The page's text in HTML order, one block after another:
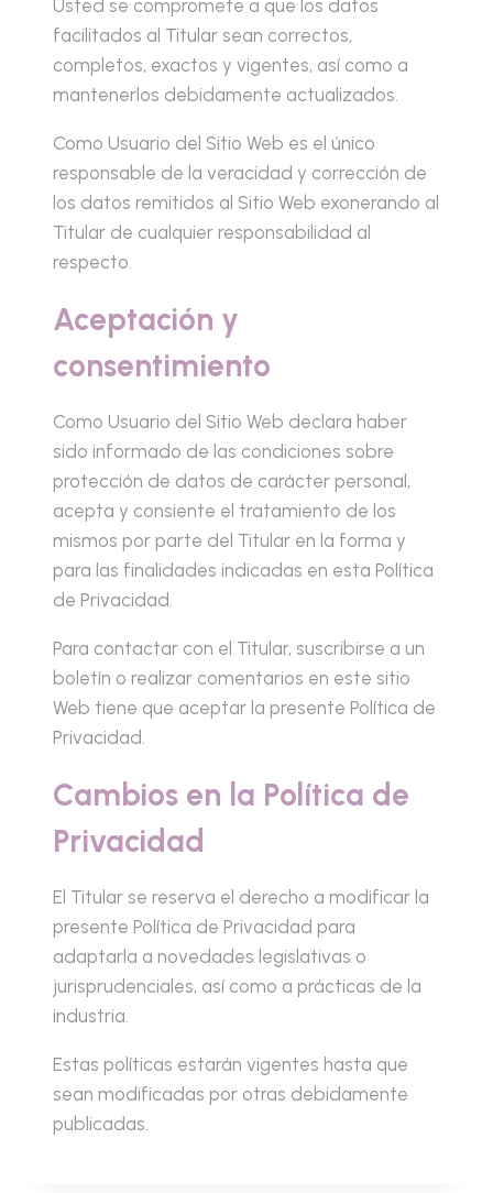
Usted se compromete a que los datos
facilitados al Titular sean correctos,
completos, exactos y vigentes, así como a
mantenerlos debidamente actualizados.
Como Usuario del Sitio Web es el único
responsable de la veracidad y corrección de
los datos remitidos al Sitio Web exonerando al
Titular de cualquier responsabilidad al
respecto.
Aceptación y
consentimiento
Como Usuario del Sitio Web declara haber
sido informado de las condiciones sobre
protección de datos de carácter personal,
acepta y consiente el tratamiento de los
mismos por parte del Titular en la forma y
para las finalidades indicadas en esta Política
de Privacidad.
Para contactar con el Titular, suscribirse a un
boletín o realizar comentarios en este sitio
Web tiene que aceptar la presente Política de
Privacidad.
Cambios en la Política de
Privacidad
El Titular se reserva el derecho a modificar la
presente Política de Privacidad para
adaptarla a novedades legislativas o
jurisprudenciales, así como a prácticas de la
industria.
Estas políticas estarán vigentes hasta que
sean modificadas por otras debidamente
publicadas.